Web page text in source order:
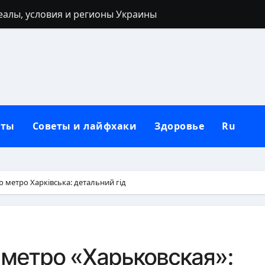
условия и регионы Украины
полный гайд от нуля до сильных рук
взгляд на природу зла в человеке
от негатива: полный практический гайд
механизм психики и тела
лица, региональные различия и этническая
Советы и лайфхаки Здоровье Ru
метро Харківська: детальний гід
«Харьковская»: